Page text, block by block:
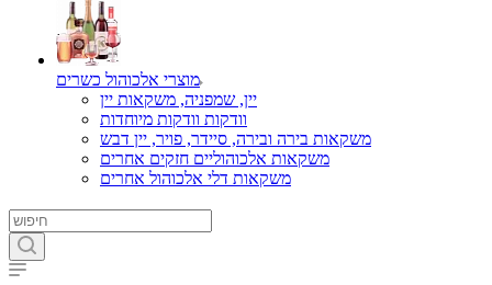
מוצרי אלכוהול כשרים
יין, שמפניה, משקאות יין
וודקות וודקות מיוחדות
משקאות בירה ובירה, סיידר, פויר, יין דבש
משקאות אלכוהוליים חזקים אחרים
משקאות דלי אלכוהול אחרים